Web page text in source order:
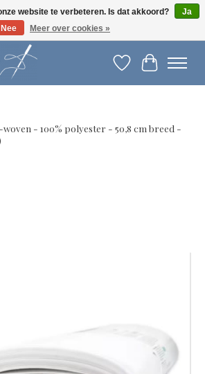
Verlanglijst
- 100% polyester - 50,8 cm breed -
website te verbeteren. Is dat akkoord?
Ja
Nee
Meer over cookies »